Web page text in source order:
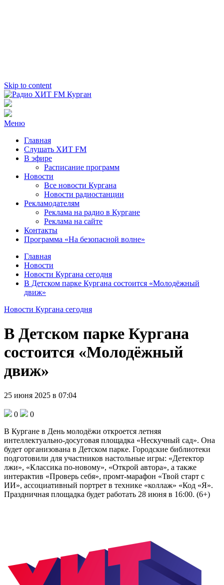
Skip to content
Радио ХИТ FM Курган
103.2 FM
Меню
Главная
Слушать ХИТ FM
В эфире
Расписание программ
Новости
Все новости Кургана
Новости радиостанции
Рекламодателям
Реклама на радио в Кургане
Реклама на сайте
Контакты
Программа «На безопасной волне»
Главная
Новости
Новости Кургана сегодня
В Детском парке Кургана состоится «Молодёжный
движ»
Новости Кургана сегодня
В Детском парке Кургана
состоится «Молодёжный
движ»
25 июня 2025 в 07:04
0
0
В Кургане в День молодёжи откроется летняя
интеллектуально-досуговая площадка «Нескучный сад». Она
будет организована в Детском парке. Городские библиотеки
подготовили для участников настольные игры: «Детектор
лжи», «Классика по-новому», «Открой автора», а также
интерактив «Проверь себя», промт-марафон «Твой старт с
ИИ», ассоциативный портрет в технике «коллаж» «Код «Я».
Праздничная площадка будет работать 28 июня в 16:00. (6+)